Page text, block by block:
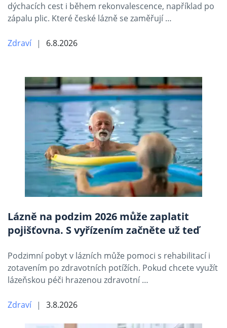
dýchacích cest i během rekonvalescence, například po
zápalu plic. Které české lázně se zaměřují …
Zdraví 6.8.2026
Lázně na podzim 2026 může zaplatit
pojišťovna. S vyřízením začněte už teď
Podzimní pobyt v lázních může pomoci s rehabilitací i
zotavením po zdravotních potížích. Pokud chcete využít
lázeňskou péči hrazenou zdravotní …
Zdraví 3.8.2026